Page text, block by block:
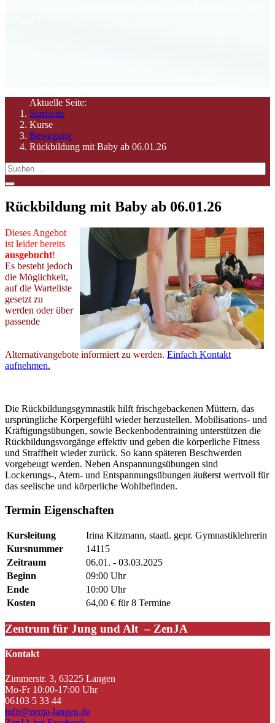
Aktuelle Seite:
Startseite
Kurse
Bewegung
Rückbildung mit Baby ab 06.01.26
Rückbildung mit Baby ab 06.01.26
Dieses Angebot
ist leider bereits
ausgebucht!
Es besteht jedoch
die Möglichkeit,
auf die Warteliste
gesetzt zu
werden oder über
passende
Alternativangebote informiert zu werden. Einfach Kontakt
aufnehmen.
Die Rückbildungsgymnastik hilft frischgebackenen Müttern, das
ursprüngliche Körpergefühl wieder herzustellen. Mobilisations- und
Kräftigungsübungen, sowie Beckenbodentraining unterstützen die
Rückbildungsvorgänge effektiv und geben die körperliche Fitness
und Straffheit wieder zurück. So kann späteren Beschwerden
vorgebeugt werden. Neben Anspannungsübungen sind
Lockerungs-, Atem- und Entspannungsübungen äußerst wertvoll für
das seelische und körperliche Wohlbefinden.
Termin Eigenschaften
Kursleitung
Irina Kitzmann, staatl. gepr. Gymnastiklehrerin
Kursnummer
14115
Zeitraum
06.01. - 03.03.2025
Beginn
09:00 Uhr
Ende
10:00 Uhr
Kosten
64,00 € für 8 Termine
Zentrum für Jung und Alt – ZenJA
Kontakt
Zimmerstr. 3, 63225 Langen
Mo-Fr 10:00-17:00 Uhr
06103 5 33 44
info@zenja-langen.de